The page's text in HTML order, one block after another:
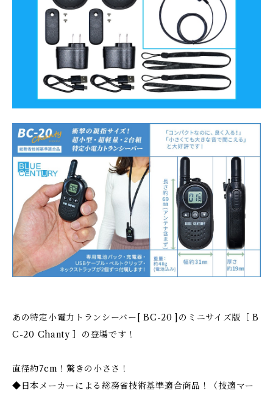
あの特定小電力トランシーバー[ BC-20 ]のミニサイズ版［ B
C-20 Chanty ］の登場です！
直径約7cm！驚きの小ささ！
◆日本メーカーによる総務省技術基準適合商品！（技適マー